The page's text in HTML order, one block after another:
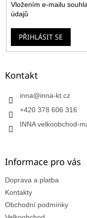
Vložením e-mailu
údajů
PŘIHLÁSIT SE
Kontakt
inna@inna-kt.cz
+420 378 606 316
INNA velkoobchod-
Informace pro vás
Doprava a platba
Kontakty
Obchodní podmínky